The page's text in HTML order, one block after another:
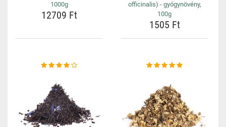
1000g
12709 Ft
officinalis) - gyógynövény,
100g
1505 Ft